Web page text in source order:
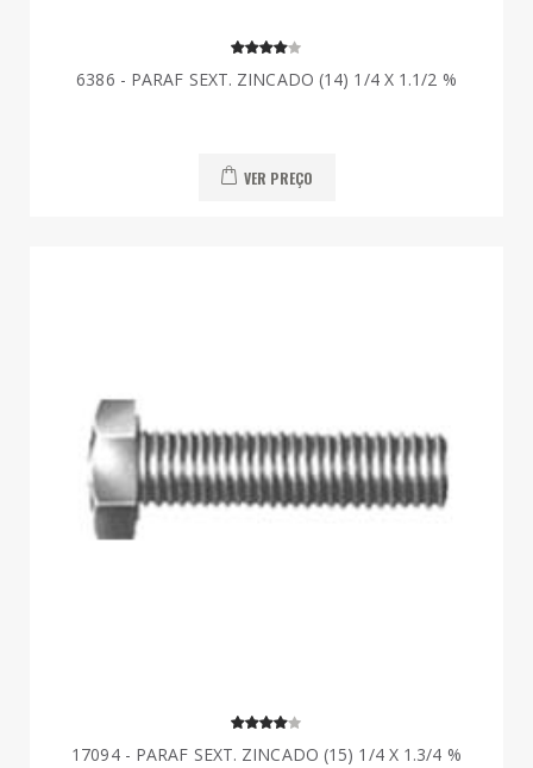
6386 - PARAF SEXT. ZINCADO (14) 1/4 X 1.1/2 %
VER PREÇO
17094 - PARAF SEXT. ZINCADO (15) 1/4 X 1.3/4 %